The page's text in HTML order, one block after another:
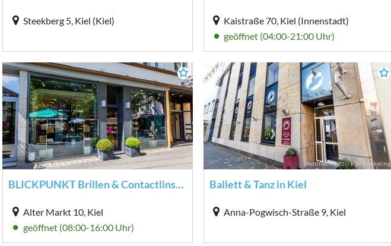
Steekberg 5, Kiel (Kiel)
Kaistraße 70, Kiel (Innenstadt)
geöffnet (04:00-21:00 Uhr)
Matthias Masch / Kiel-Marketing
BLICKPUNKT Brillen & Contactlinsen GmbH
Alter Markt 10, Kiel
geöffnet (08:00-16:00 Uhr)
Matthias Masch / Kiel-Marketing
Ballett & Tanz in Kiel
Anna-Pogwisch-Straße 9, Kiel